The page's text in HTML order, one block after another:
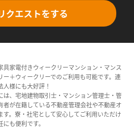
クエストをする
家電付きウィークリーマンション・マンス
ー＋ウィークリーでのご利用も可能です。連
様にも大好評！
は、宅地建物取引士・マンション管理士・管
が在籍している不動産管理会社や不動産オ
す。寮・社宅として安心してご利用いただけ
も便利です。